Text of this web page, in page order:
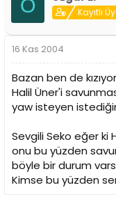
O Kayıtlı
16 Kas 2004
Bazan ben de
Halil Üner'i
yaw isteyen
Sevgili Seko eğer ki
onu bu yüzden
böyle bir durum
Kimse bu yüzden